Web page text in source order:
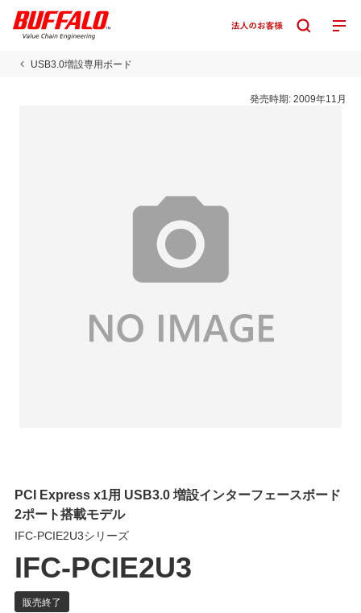
USB3.0増設専用ボード
発売時期:2009年11月
PCI Express x1用 USB3.0 増設インターフェースボード
2ポート搭載モデル
IFC-PCIE2U3シリーズ
IFC-PCIE2U3